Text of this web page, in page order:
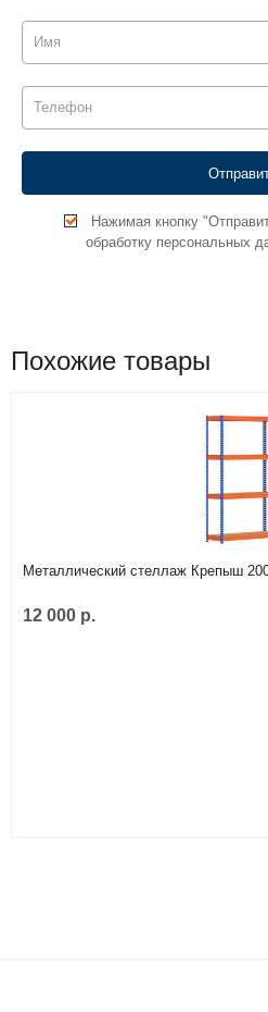
Нажимая кнопку
обработку персональных
Похожие товары
Металлический стеллаж Крепыш
12 000 р.